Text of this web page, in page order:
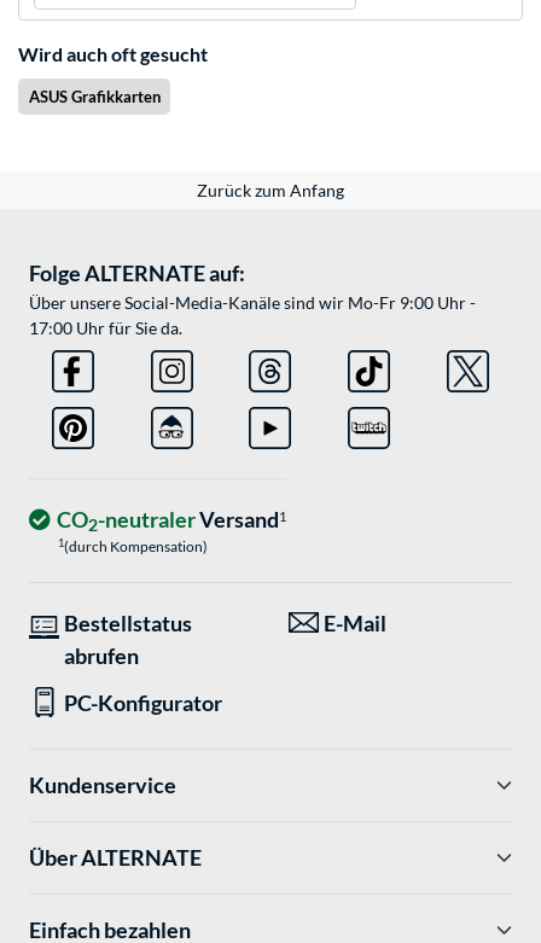
Wird auch oft gesucht
ASUS Grafikkarten
Zurück zum Anfang
Folge ALTERNATE auf:
Über unsere Social-Media-Kanäle sind wir Mo-Fr 9:00 Uhr -
17:00 Uhr für Sie da.
CO2-neutralerVersand1
1(durch Kompensation)
Bestellstatus
abrufen
E-Mail
PC-Konfigurator
Kundenservice
Über ALTERNATE
Einfach bezahlen